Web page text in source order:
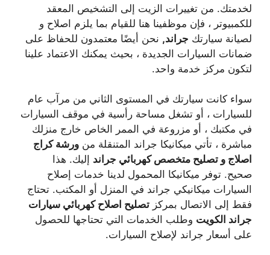
لخدمتك. من تغييرات الزيت إلى التشخيص المعقد
للكمبيوتر ، فإن موظفينا هنا للقيام بما يلزم اصلاح و
لصيانة سيارتك جراند, نحن أيضًا معتمدون للحفاظ على
ضمانات السيارات الجديدة ، بحيث يمكنك الاعتماد علينا
لتكون مركز خدمة واحد.
سواء كانت سيارتك في المستوى الثاني من مرآب عام
للسيارات ، أو تشغل مساحة رأسية في موقف السيارات
في مكتبك ، أو مزروعة في الممر الخاص خارج منزلك
مباشرة ، تأتي ميكانيكا جراند المتنقلة من ورشة كراج
اصلاج و تصليح متخصص كهربائي جراند إليك. هذا
صحيح. توفر ميكانيكا المحمول لدينا خدمات إصلاح
السيارات ميكانيكي جراند في المنزل أو المكتب. تحتاج
فقط إلى الاتصال بمركز تصليح اصلاح كهربائي سيارات
جراند الكويت وطلب الخدمات التي تحتاجها للحصول
على أسعار جراند لإصلاح السيارات.